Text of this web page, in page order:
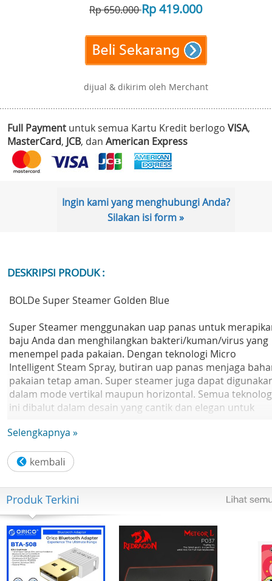
Rp 650.000Rp 419.000
dijual & dikirim oleh Merchant
Full Payment untuk semua Kartu Kredit berlogo VISA,
MasterCard, JCB, dan American Express
Ingin kami yang menghubungi Anda?
Silakan isi form »
DESKRIPSI PRODUK :
BOLDe Super Steamer Golden Blue
Super Steamer menggunakan uap panas untuk
baju Anda dan menghilangkan bakteri/kuman/virus yang
menempel pada pakaian. Dengan teknologi Micro
Intelligent Steam Spray, butiran uap panas menjaga
pakaian tetap aman. Super steamer juga dapat
dalam mode vertikal maupun horizontal. Semua
ini dibalut dalam desain yang cantik dan elegan untuk
Smart Steamer dapat digunakan dengan berbagai sudut,
secara vertical (steamer mode) atau horizontal (iron
Micro Intelligent Steam Spray
Dilengkapi dengan teknologi steaming pintar yang
menghasilkan butiran air mikro dengan jumlah yang
konstan untuk memastikan bahan pakaian tetap aman
terjaga.
Selengkapnya »
Produk Terkini